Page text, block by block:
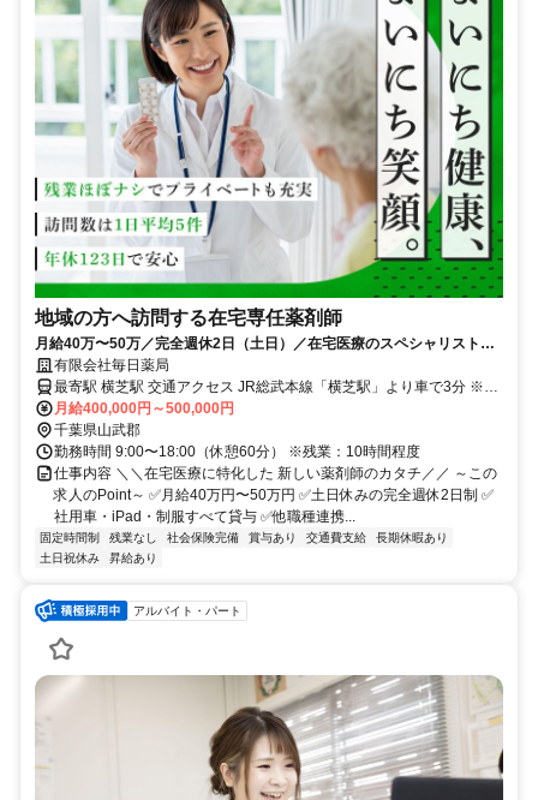
地域の方へ訪問する在宅専任薬剤師
月給40万〜50万／完全週休2日（土日）／在宅医療のスペシャリストと
して地域を支えるやりがい
有限会社毎日薬局
最寄駅 横芝駅 交通アクセス JR総武本線「横芝駅」より車で3分 ※車
通勤OK ※上記住所は本部の所在地です。 ※エリアでの勤務のため、
必ずしも本部へ出勤していただくわけではありません。
月給400,000円～500,000円
千葉県山武郡
勤務時間 9:00〜18:00（休憩60分） ※残業：10時間程度
仕事内容 ＼＼在宅医療に特化した 新しい薬剤師のカタチ／／ ～この
求人のPoint～ ✅月給40万円〜50万円 ✅土日休みの完全週休2日制 ✅
社用車・iPad・制服すべて貸与 ✅他職種連携...
固定時間制 残業なし 社会保険完備 賞与あり 交通費支給
長期休暇あり
土日祝休み
昇給あり
アルバイト・パート